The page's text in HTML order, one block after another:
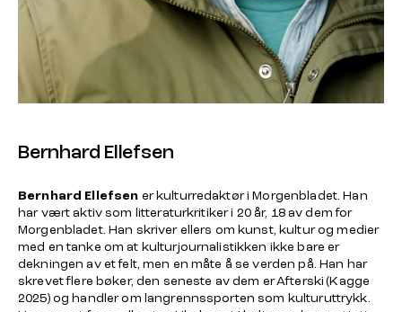
Bernhard Ellefsen
Bernhard Ellefsen er kulturredaktør i Morgenbladet. Han
har vært aktiv som litteraturkritiker i 20 år, 18 av dem for
Morgenbladet. Han skriver ellers om kunst, kultur og medier
med en tanke om at kulturjournalistikken ikke bare er
dekningen av et felt, men en måte å se verden på. Han har
skrevet flere bøker, den seneste av dem erAfterski (Kagge
2025) og handler om langrennssporten som kulturuttrykk.